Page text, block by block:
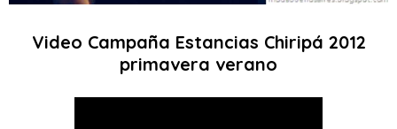
Video Campaña Estancias Chiripá 2012
primavera verano